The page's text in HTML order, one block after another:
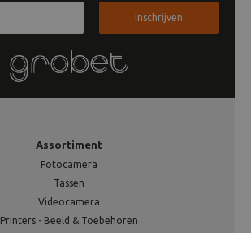
Inschrijven
Assortiment
Fotocamera
Tassen
Videocamera
Printers - Beeld & Toebehoren